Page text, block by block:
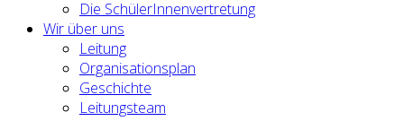
Die SchülerInnenvertretung
Wir über uns
Leitung
Organisationsplan
Geschichte
Leitungsteam